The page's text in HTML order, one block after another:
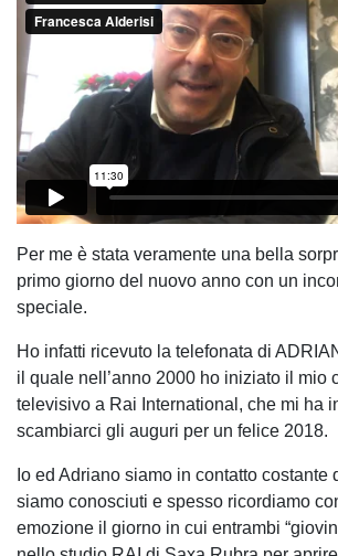
Per me è stata veramente una bella
primo giorno del nuovo anno con un
speciale.
Ho infatti ricevuto la telefonata di
il quale nell’anno 2000 ho iniziato il mio
televisivo a Rai International, che mi ha
scambiarci gli auguri per un felice 2018.
Io ed Adriano siamo in contatto costante
siamo conosciuti e spesso ricordiamo
emozione il giorno in cui entrambi